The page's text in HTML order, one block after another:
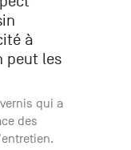
à
peut les
qui a
des